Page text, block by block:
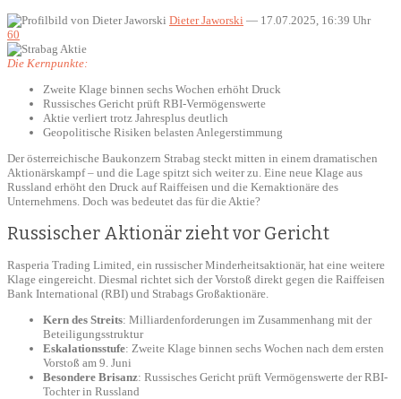
Dieter Jaworski — 17.07.2025, 16:39 Uhr
60
Die Kernpunkte:
Zweite Klage binnen sechs Wochen erhöht Druck
Russisches Gericht prüft RBI-Vermögenswerte
Aktie verliert trotz Jahresplus deutlich
Geopolitische Risiken belasten Anlegerstimmung
Der österreichische Baukonzern Strabag steckt mitten in einem dramatischen
Aktionärskampf – und die Lage spitzt sich weiter zu. Eine neue Klage aus
Russland erhöht den Druck auf Raiffeisen und die Kernaktionäre des
Unternehmens. Doch was bedeutet das für die Aktie?
Russischer Aktionär zieht vor Gericht
Rasperia Trading Limited, ein russischer Minderheitsaktionär, hat eine weitere
Klage eingereicht. Diesmal richtet sich der Vorstoß direkt gegen die Raiffeisen
Bank International (RBI) und Strabags Großaktionäre.
Kern des Streits: Milliardenforderungen im Zusammenhang mit der
Beteiligungsstruktur
Eskalationsstufe: Zweite Klage binnen sechs Wochen nach dem ersten
Vorstoß am 9. Juni
Besondere Brisanz: Russisches Gericht prüft Vermögenswerte der RBI-
Tochter in Russland